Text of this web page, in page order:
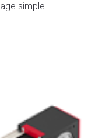
simple